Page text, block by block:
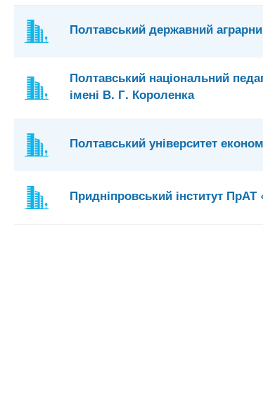
Полтавський державний
Полтавський національний
імені В. Г. Короленка
Полтавський університет
Придніпровський інститут